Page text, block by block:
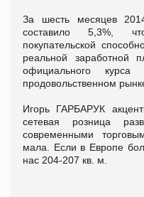
За шесть месяцев
составило 5,3%,
покупательской
реальной заработной
официального
продовольственном
Игорь ГАРБАРУК
сетевая розница
современными
мала. Если в Европе
нас 204-207 кв. м.